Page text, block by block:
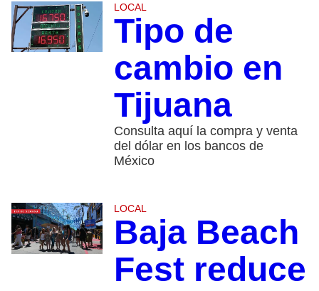
LOCAL
Tipo de
cambio en
Tijuana
Consulta aquí la compra y venta
del dólar en los bancos de
México
LOCAL
Baja Beach
Fest reduce